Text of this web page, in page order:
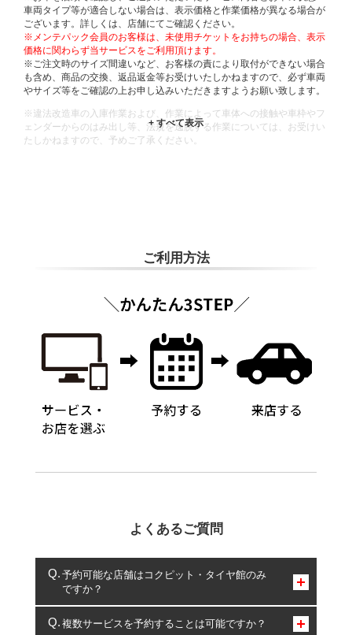
車両タイプ等が適合しない場合は、表示価格と作業価格が異なる場合が
ございます。詳しくは、店舗にてご確認ください。
※メンテパック会員のお客様は、未使用チケットをお持ちの場合、表示
価格に関わらず当サービスをご利用頂けます。
※ご注文時のサイズ間違いなど、お客様の責により取付ができない場合
も含め、商品の交換、返品返金等お受けいたしかねますので、必ず車両
やサイズ等をご確認の上お申し込みいただきますようお願い致します。
※違法改造車の入庫作業および、作業によって車体への接触や車枠やフ
ェンダーからのはみ出し等、法規を逸脱する作業については、お受けい
たしかねますので、予めご了承ください。
ご利用方法
よくあるご質問
予約可能な店舗はコクピット・タイヤ館のみ
ですか？
コクピット・タイヤ館のみとなります。
複数サービスを予約することは可能ですか？